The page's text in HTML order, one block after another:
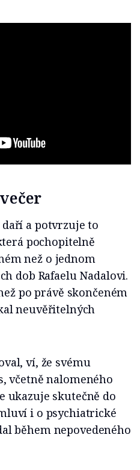
a potvrzuje to
pochopitelně
než o jednom
dob Rafaelu Nadalovi.
po právě skončeném
neuvěřitelných
ví, že svému
včetně nalomeného
ukazuje skutečně do
i o psychiatrické
během nepovedeného